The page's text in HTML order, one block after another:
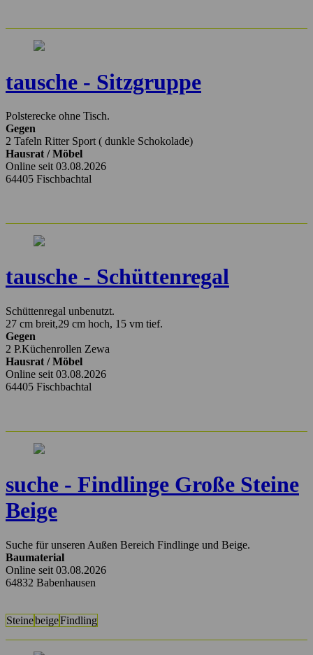
tausche - Sitzgruppe
Polsterecke ohne Tisch.
Gegen
2 Tafeln Ritter Sport ( dunkle Schokolade)
Hausrat / Möbel
Online seit 03.08.2026
64405 Fischbachtal
tausche - Schüttenregal
Schüttenregal unbenutzt.
27 cm breit,29 cm hoch, 15 vm tief.
Gegen
2 P.Küchenrollen Zewa
Hausrat / Möbel
Online seit 03.08.2026
64405 Fischbachtal
suche - Findlinge Große Steine
Beige
Suche für unseren Außen Bereich Findlinge und Beige.
Baumaterial
Online seit 03.08.2026
64832 Babenhausen
SteinebeigeFindling